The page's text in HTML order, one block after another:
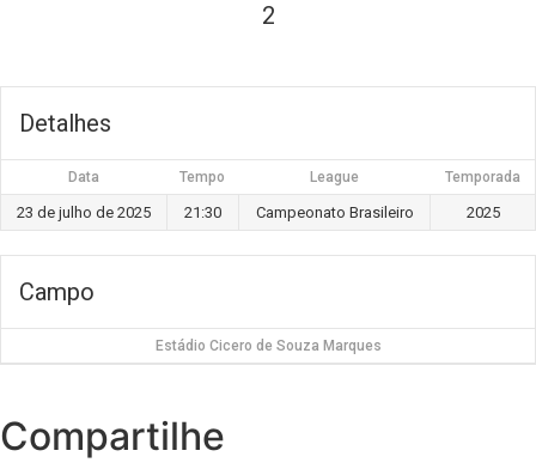
2
Detalhes
Data Tempo League Temporada
23 de julho de 2025 21:30 Campeonato Brasileiro 2025
Campo
Estádio Cicero de Souza Marques
Compartilhe